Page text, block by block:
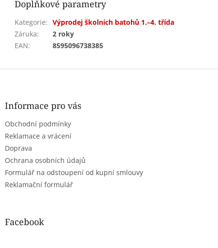
Doplňkové parametry
Kategorie: Výprodej školních batohů 1.–4. třída
Záruka:
2 roky
EAN: 8595096738385
Z
Informace pro vás
Obchodní podmínky
Reklamace a vrácení
Doprava
Ochrana osobních údajů
Formulář na odstoupení od kupní smlouvy
Reklamační formulář
Facebook